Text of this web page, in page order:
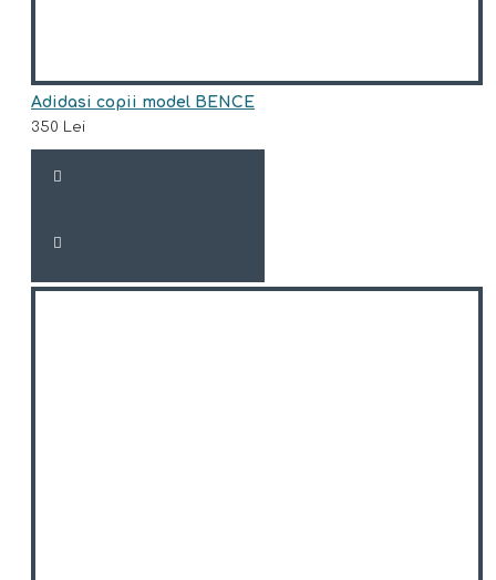
Adidasi copii model BENCE
350 Lei